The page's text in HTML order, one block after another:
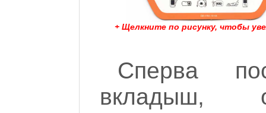
+ Щелкните по рисунку, чтобы
Сперва
вкладыш,